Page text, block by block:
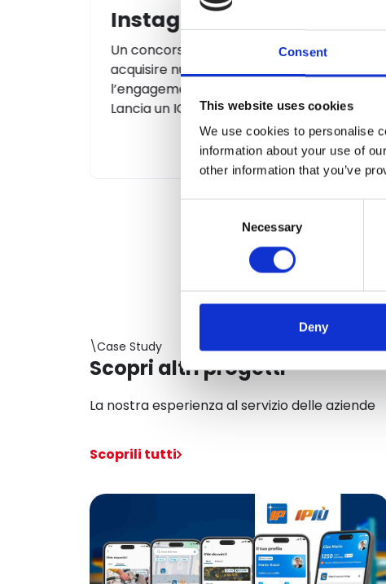
Consent
This website uses cookies
We use cookies to personalise
information about your use of
other information that you’ve
Necessary
Deny
Coupon
Realizza coupon personalizzati per tipo
di premio e gestisci reward fisici, digitali
o con selezione di taglie o categorie.
\Case Study
Scopri altri progetti
La nostra esperienza al servizio delle aziende
Scoprili tutti